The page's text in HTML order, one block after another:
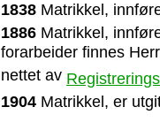
1838 Matrikkel,
1886 Matrikkel,
forarbeider finnes
nettet av
1904 Matrikkel, er